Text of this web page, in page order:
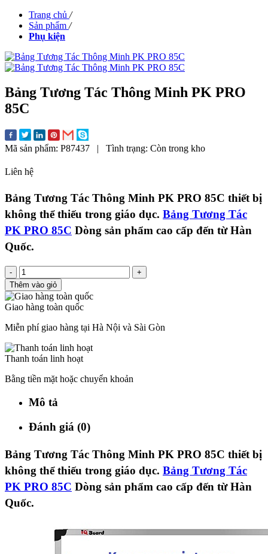
Trang chủ /
Sản phẩm /
Phụ kiện
Bảng Tương Tác Thông Minh PK PRO
85C
Mã sản phẩm: P87437 | Tình trạng: Còn trong kho
Liên hệ
Bảng Tương Tác Thông Minh PK PRO 85C thiết bị
không thể thiếu trong giáo dục. Bảng Tương Tác
PK PRO 85C Dòng sản phẩm cao cấp đến từ Hàn
Quốc.
-
+
Thêm vào giỏ
Giao hàng toàn quốc
Miễn phí giao hàng tại Hà Nội và Sài Gòn
Thanh toán linh hoạt
Bằng tiền mặt hoặc chuyển khoản
Mô tả
Đánh giá (0)
Bảng Tương Tác Thông Minh PK PRO 85C thiết bị
không thể thiếu trong giáo dục. Bảng Tương Tác
PK PRO 85C Dòng sản phẩm cao cấp đến từ Hàn
Quốc.